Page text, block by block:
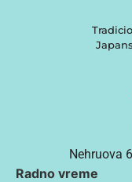
Nehruova
Radno vreme